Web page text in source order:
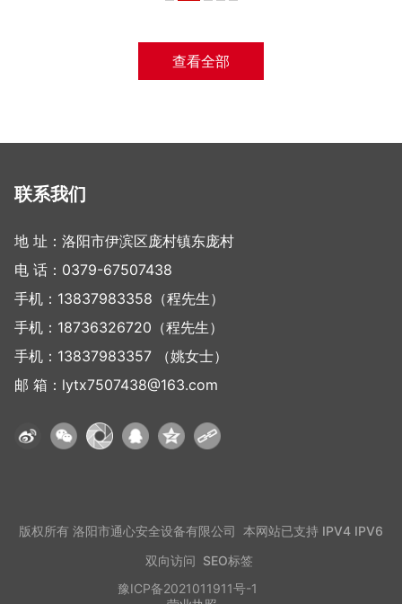
查看全部
联系我们
地 址：洛阳市伊滨区庞村镇东庞村
电 话： 0379-67507438
手机： 13837983358 （程先生）
手机： 18736326720 （程先生）
手机： 13837983357（姚女士）
邮 箱： lytx7507438@163.com
版权所有 洛阳市通心安全设备有限公司 本网站已支持 IPV4 IPV6
双向访问 SEO标签
豫ICP备2021011911号-1